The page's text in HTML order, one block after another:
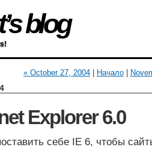
blog
« October 27, 2004 Начало
Explorer 6.0
себе IE 6, чтобы